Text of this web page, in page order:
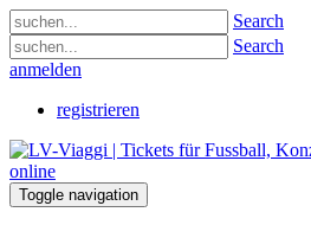
Search
Search
anmelden
registrieren
Toggle navigation